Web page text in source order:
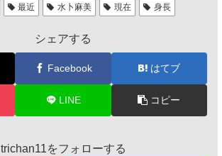
最近 水卜麻美 現在 身長
シェアする
Facebook はてブ
LINE コピー
trichan11をフォローする